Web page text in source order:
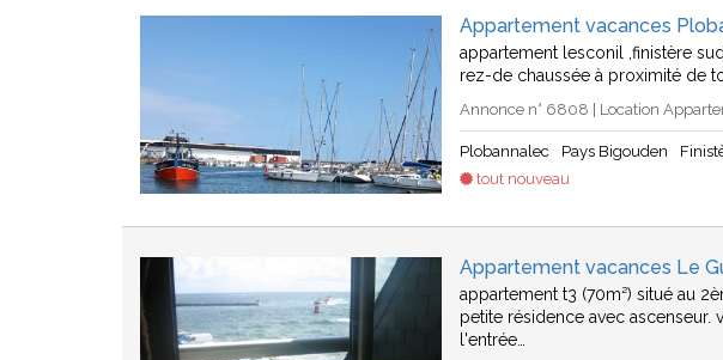
Appartement vacances
appartement lesconil ,finistère
rez-de chaussée à proximité de
Annonce n° 6808 | Location
Plobannalec Pays Bigouden
tout nouveau
Appartement vacances Le
appartement t3 (70m²) situé au
petite résidence avec ascenseur.
l'entrée…